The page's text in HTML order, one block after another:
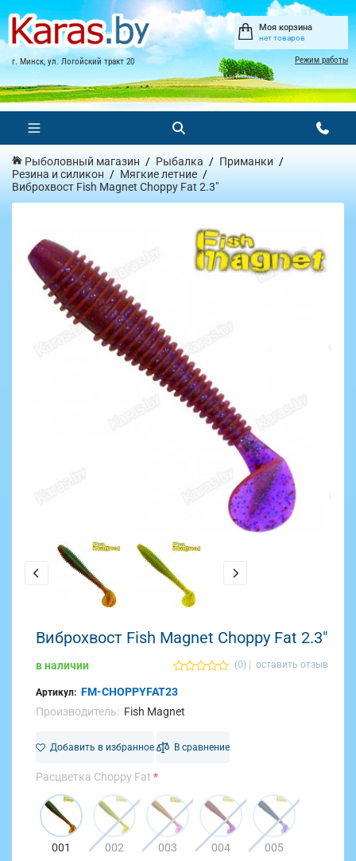
г. Минск, ул. Логойский тракт 20
Моя корзина
нет товаров
Режим работы
Рыболовный магазин Рыбалка
Приманки
Резина и силикон
Мягкие летние
Виброхвост Fish Magnet Choppy Fat 2.3"
Виброхвост Fish Magnet Choppy Fat 2.3"
в наличии (0) оставить отзыв
Артикул: FM-CHOPPYFAT23
Производитель: Fish Magnet
Добавить в избранное В сравнение
Расцветка Choppy Fat
001 002 003 004 005